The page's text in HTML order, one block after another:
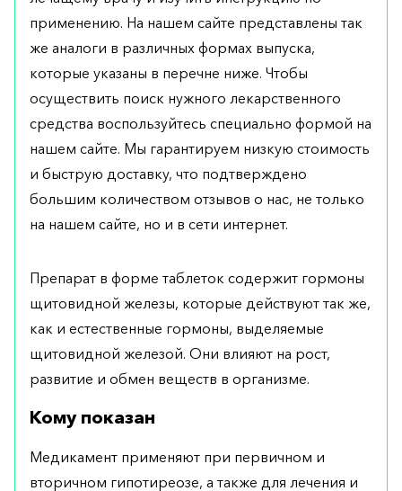
применению. На нашем сайте представлены так
же аналоги в различных формах выпуска,
которые указаны в перечне ниже. Чтобы
осуществить поиск нужного лекарственного
средства воспользуйтесь специально формой на
нашем сайте. Мы гарантируем низкую стоимость
и быструю доставку, что подтверждено
большим количеством отзывов о нас, не только
на нашем сайте, но и в сети интернет.
Препарат в форме таблеток содержит гормоны
щитовидной железы, которые действуют так же,
как и естественные гормоны, выделяемые
щитовидной железой. Они влияют на рост,
развитие и обмен веществ в организме.
Кому показан
Медикамент применяют при первичном и
вторичном гипотиреозе, а также для лечения и